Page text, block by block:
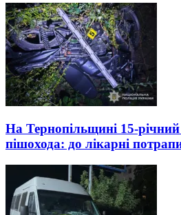
На Тернопільщині 15-
пішохода: до лікарні